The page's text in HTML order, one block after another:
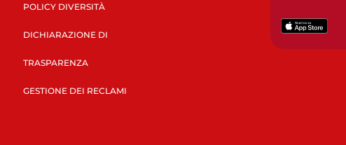
POLICY DIVERSITÀ
DICHIARAZIONE DI
TRASPARENZA
GESTIONE DEI RECLAMI